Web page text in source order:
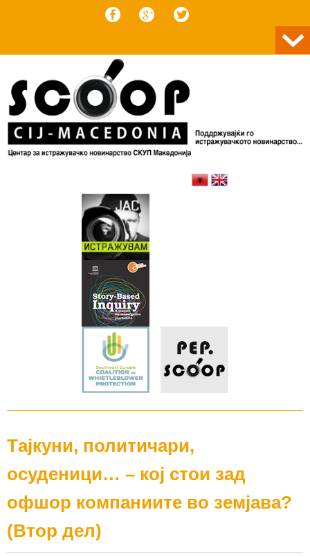
Тajкуни, политичари,
осуденици… – кој стои зад
офшор компаниите во земјава?
(Втор дел)